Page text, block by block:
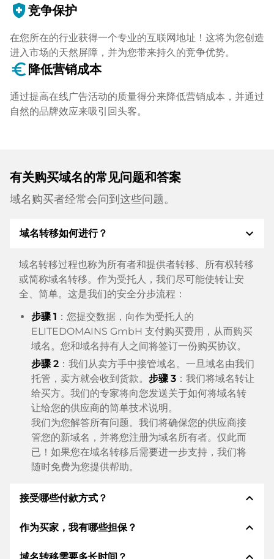
health_and_safety 竞争保护
在您所在的行业获得一个专业的互联网地址！这将为您创造
进入市场的天然屏障，并为您带来持久的竞争优势。
euro_symbol 降低营销成本
通过提高在线广告活动的质量得分来降低营销成本，并通过
自然的品牌效应来吸引回头客。
有关购买域名的常见问题和答案
域名购买者经常会问到这些问题。
域名转移如何进行？ expand_more
域名转移过程也称为所有者和提供者转移、所有权转移
或简称域名转移。作为受托人，我们尽可能使转让安
全、简单。这是我们的安全分步流程：
步骤 1 ：您提交数据，向作为受托人的
ELITEDOMAINS GmbH 支付购买费用，从而购买
域名。您和域名持有人之间将签订一份购买协议。
步骤 2 ：我们从卖方手中接管域名。一旦域名由我们
托管，卖方就会收到货款。 步骤 3 ：我们将域名转让
给买方。我们的专家将向您发送关于如何将域名转
让给您的供应商的简单技术说明。
我们为您解答所有问题。我们将确保您的供应商接
管您的新域名，并将您注册为域名所有者。仅此而
已！如果您在域名转移后需要进一步支持，我们将
随时免费为您提供帮助。
接受哪些付款方式？ expand_less
我们使用 SEPA 作为预付费，并使用 STRIPE 作为支
作为买家，我有哪些担保？ expand_less